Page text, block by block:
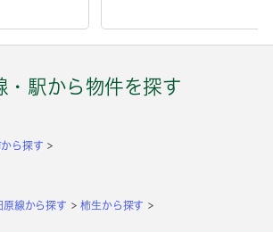
・駅から物件を探す
から探す
原線から探す 柿生から探す